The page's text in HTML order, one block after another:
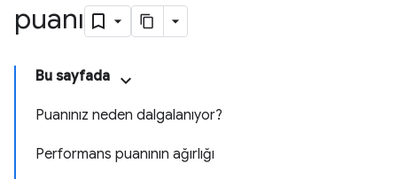
puanı
Bu sayfada
Puanınız neden dalgalanıyor?
Performans puanının ağırlığı